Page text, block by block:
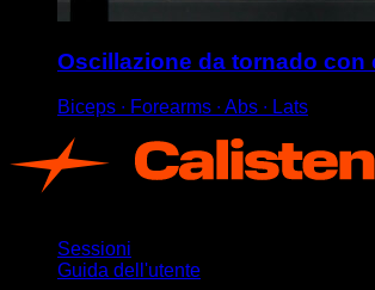
Oscillazione da tornado con
Biceps ∙ Forearms ∙ Abs ∙ Lats
Sessioni
Guida dell'utente